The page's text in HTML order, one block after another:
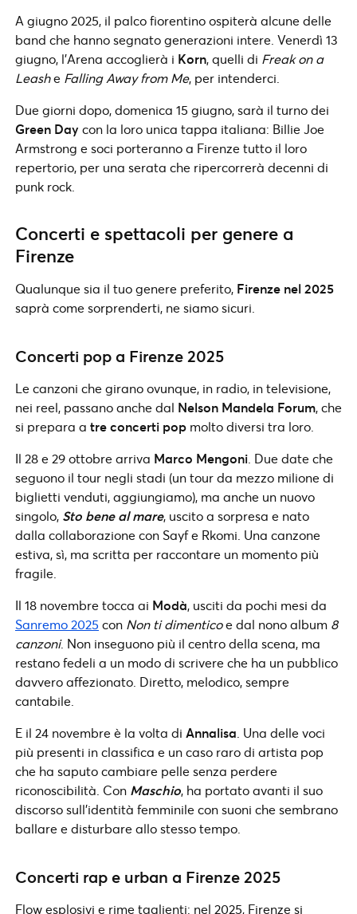
A giugno 2025, il palco fiorentino ospiterà alcune delle
band che hanno segnato generazioni intere. Venerdì 13
giugno, l’Arena accoglierà i Korn, quelli di Freak on a
Leashe Falling Away from Me, per intenderci.
Due giorni dopo, domenica 15 giugno, sarà il turno dei
Green Day con la loro unica tappa italiana: Billie Joe
Armstrong e soci porteranno a Firenze tutto il loro
repertorio, per una serata che ripercorrerà decenni di
punk rock.
Concerti e spettacoli per genere a
Firenze
Qualunque sia il tuo genere preferito, Firenze nel 2025
saprà come sorprenderti, ne siamo sicuri.
Concerti pop a Firenze 2025
Le canzoni che girano ovunque, in radio, in televisione,
nei reel, passano anche dal Nelson Mandela Forum, che
si prepara a tre concerti pop molto diversi tra loro.
Il 28 e 29 ottobre arriva Marco Mengoni . Due date che
seguono il tour negli stadi (un tour da mezzo milione di
biglietti venduti, aggiungiamo), ma anche un nuovo
singolo, Sto bene al mare, uscito a sorpresa e nato
dalla collaborazione con Sayf e Rkomi. Una canzone
estiva, sì, ma scritta per raccontare un momento più
fragile.
Il 18 novembre tocca ai Modà, usciti da pochi mesi da
Sanremo 2025 con Non ti dimenticoe dal nono album 8
canzoni. Non inseguono più il centro della scena, ma
restano fedeli a un modo di scrivere che ha un pubblico
davvero affezionato. Diretto, melodico, sempre
cantabile.
E il 24 novembre è la volta di Annalisa . Una delle voci
più presenti in classifica e un caso raro di artista pop
che ha saputo cambiare pelle senza perdere
riconoscibilità. Con Maschio, ha portato avanti il suo
discorso sull’identità femminile con suoni che sembrano
ballare e disturbare allo stesso tempo.
Concerti rap e urban a Firenze 2025
Flow esplosivi e rime taglienti: nel 2025, Firenze si